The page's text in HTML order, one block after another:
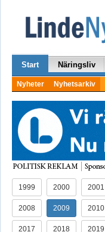
Start Näringsliv
Nyheter Nyhetsarkiv
1999 2000 2001
2008 2009 2010
2017 2018 2019